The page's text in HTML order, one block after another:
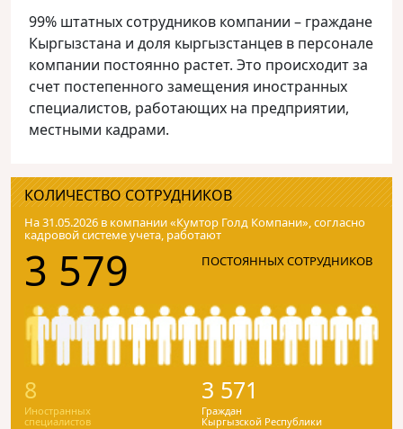
99% штатных сотрудников компании – граждане
Кыргызстана и доля кыргызстанцев в персонале
компании постоянно растет. Это происходит за
счет постепенного замещения иностранных
специалистов, работающих на предприятии,
местными кадрами.
КОЛИЧЕСТВО СОТРУДНИКОВ
На 31.05.2026 в компании «Кумтор Голд Компани», согласно
кадровой системе учета, работают
3 579 ПОСТОЯННЫХ СОТРУДНИКОВ
8
Иностранных
специалистов
3 571
Граждан
Кыргызской Республики